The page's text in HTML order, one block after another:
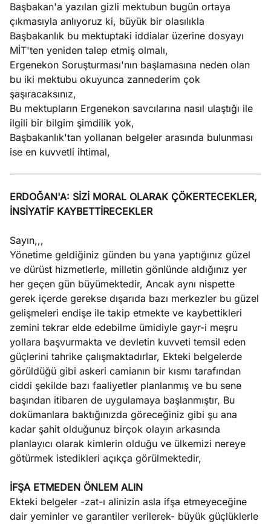
Başbakan'a yazılan gizli mektubun bugün ortaya
çıkmasıyla anlıyoruz ki, büyük bir olasılıkla
Başbakanlık bu mektuptaki iddialar üzerine dosyayı
MİT'ten yeniden talep etmiş olmalı,
Ergenekon Soruşturması'nın başlamasına neden olan
bu iki mektubu okuyunca zannederim çok
şaşıracaksınız,
Bu mektupların Ergenekon savcılarına nasıl ulaştığı ile
ilgili bir bilgim şimdilik yok,
Başbakanlık'tan yollanan belgeler arasında bulunması
ise en kuvvetli ihtimal,
ERDOĞAN'A: SİZİ MORAL OLARAK ÇÖKERTECEKLER,
İNSİYATİF KAYBETTİRECEKLER
Sayın,,,
Yönetime geldiğiniz günden bu yana yaptığınız güzel
ve dürüst hizmetlerle, milletin gönlünde aldığınız yer
her geçen gün büyümektedir, Ancak aynı nispette
gerek içerde gerekse dışarıda bazı merkezler bu güzel
gelişmeleri endişe ile takip etmekte ve kaybettikleri
zemini tekrar elde edebilme ümidiyle gayr-i meşru
yollara başvurmakta ve devletin kuvveti temsil eden
güçlerini tahrike çalışmaktadırlar, Ekteki belgelerde
görüldüğü gibi askeri camianın bir kısmı tarafından
ciddi şekilde bazı faaliyetler planlanmış ve bu sene
başından itibaren de uygulamaya başlanmıştır, Bu
dokümanlara baktığınızda göreceğiniz gibi şu ana
kadar şahit olduğunuz birçok olayın arkasında
planlayıcı olarak kimlerin olduğu ve ülkemizi nereye
götürmek istedikleri açıkça görülmektedir,
İFŞA ETMEDEN ÖNLEM ALIN
Ekteki belgeler -zat-ı alinizin asla ifşa etmeyeceğine
dair yeminler ve garantiler verilerek- büyük güçlüklerle